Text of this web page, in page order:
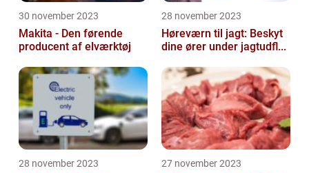
30 november 2023
Makita - Den førende
producent af elværktøj
28 november 2023
Høreværn til jagt: Beskyt
dine ører under jagtudfl...
28 november 2023 27 november 2023